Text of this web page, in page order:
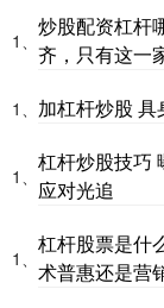
1、
炒股配资杠杆
齐，只有这一
1、 加杠杆炒股
1、
杠杆炒股技巧
应对光追
1、
杠杆股票是什
术普惠还是营